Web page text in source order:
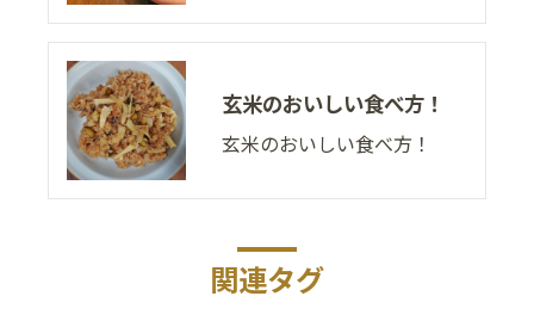
玄米のおいしい食べ方！
玄米のおいしい食べ方！
関連タグ